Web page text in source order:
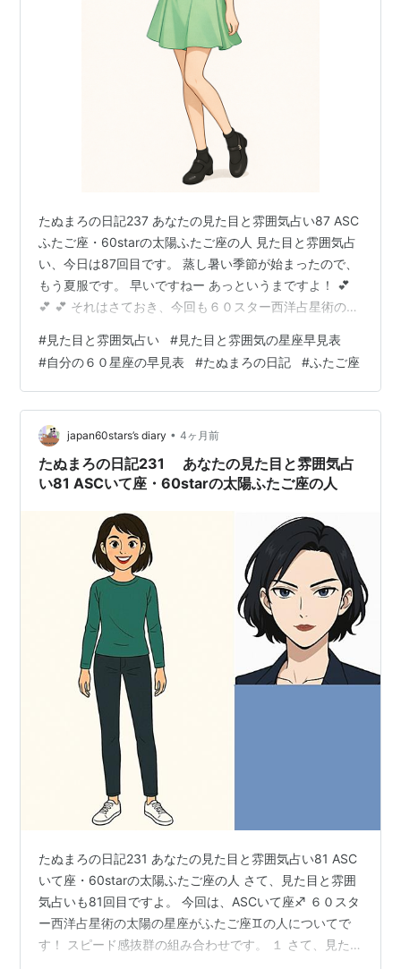
たぬまろの日記237 あなたの見た目と雰囲気占い87 ASC
ふたご座・60starの太陽ふたご座の人 見た目と雰囲気占
い、今日は87回目です。 蒸し暑い季節が始まったので、
もう夏服です。 早いですねー あっというまですよ！ 💕
💕 💕 それはさておき、今回も６０スター西洋占星術の太
まあ、ある意味単純な、迷いが少ないうらやましい人た
ちですね。 でもふたご座はくせものですよ！ アセンダン
トと太陽が同じ星座ということは、基本的には、それは
目の大きさや力に顕れます。いわゆる目力です。 印象的
な目をしてることが多いのです。 今日は、全部がふたご
座の人に…
#見た目と雰囲気占い #見た目と雰囲気の星座早見表
#自分の６０星座の早見表 #たぬまろの日記 #ふたご座
japan60stars’s diary • 4ヶ月前
たぬまろの日記231 あなたの見た目と雰囲気占
い81 ASCいて座・60starの太陽ふたご座の人
たぬまろの日記231 あなたの見た目と雰囲気占い81 ASC
いて座・60starの太陽ふたご座の人 さて、見た目と雰囲
気占いも81回目ですよ。 今回は、ASCいて座♐ ６０スタ
ー西洋占星術の太陽の星座がふたご座♊の人についてで
す！ スピード感抜群の組み合わせです。 １ さて、見た